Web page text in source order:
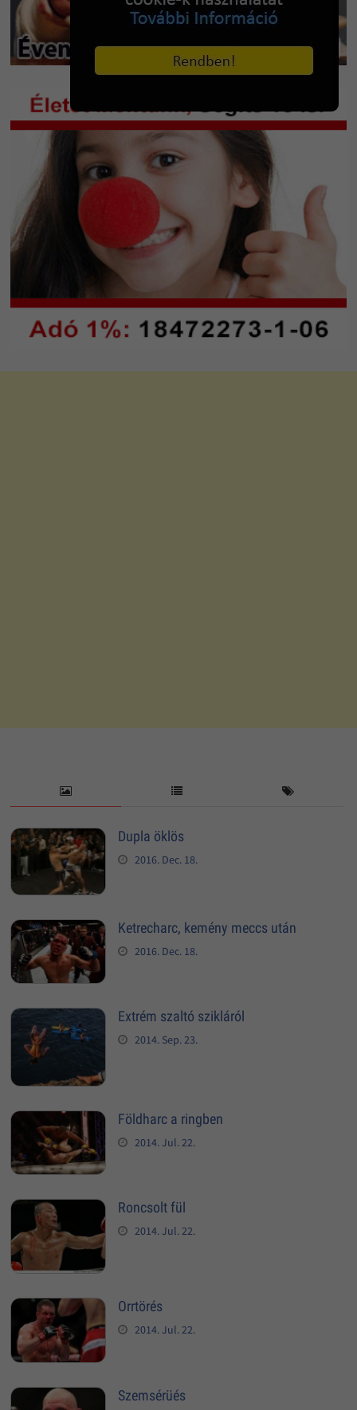
Dupla öklös
2016. Dec. 18.
Ketrecharc, kemény meccs után
2016. Dec. 18.
Extrém szaltó szikláról
2014. Sep. 23.
Földharc a ringben
2014. Jul. 22.
Roncsolt fül
2014. Jul. 22.
Orrtörés
2014. Jul. 22.
Szemsérüés